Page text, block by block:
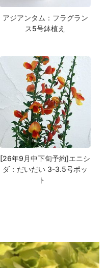
アジアンタム：フラグラン
ス5号鉢植え
[26年9月中下旬予約]エニシ
ダ：だいだい 3-3.5号ポッ
ト